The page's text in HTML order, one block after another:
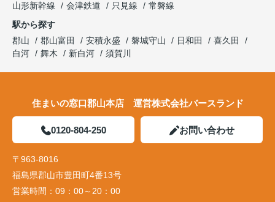
山形新幹線
会津鉄道 只見線
常磐線
駅から探す
郡山
郡山富田 安積永盛 磐城守山 日和田
喜久田
白河
舞木 新白河 須賀川
住まいの窓口郡山本店 運営株式会社バースランド
0120-804-250 お問い合わせ
〒963-8016
福島県郡山市豊田町4番13号
営業時間： 09：00～20：00